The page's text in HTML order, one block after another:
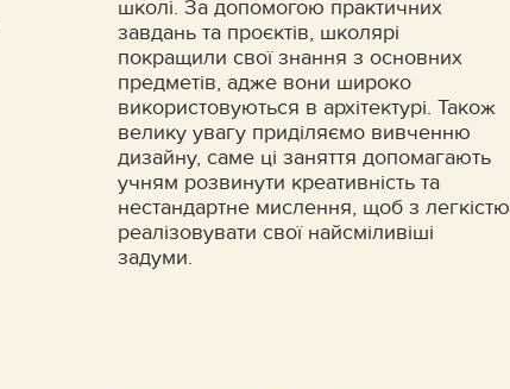
школі. За допомогою практичних
завдань та проєктів, школярі
покращили свої знання з основних
предметів, адже вони широко
використовуються в архітектурі. Також
велику увагу приділяємо вивченню
дизайну, саме ці заняття допомагають
учням розвинути креативність та
нестандартне мислення, щоб з легкістю
реалізовувати свої найсміливіші
задуми.